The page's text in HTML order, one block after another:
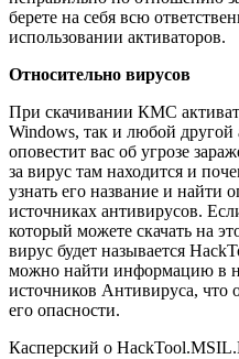
берете на себя всю
использовании активаторов.
Относительно вирусов
При скачивании КМС
Windows, так и любой другой
оповестит вас об угрозе
за вирус там находится и
узнать его название и
источниках антивирусов.
который можете скачать на
вирус будет называется
можно найти информацию в
источников Антивируса, что
его опасности.
Касперский о